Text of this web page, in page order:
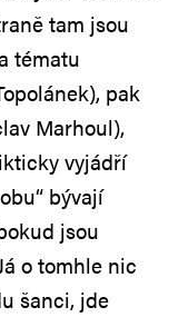
tam jsou
tématu
pak
Marhoul),
vyjádří
bývají
jsou
o tomhle nic
šanci, jde